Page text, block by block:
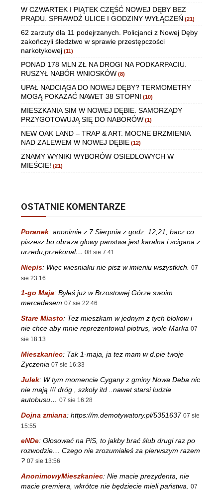
W CZWARTEK I PIĄTEK CZĘŚĆ NOWEJ DĘBY BEZ
PRĄDU. SPRAWDŹ ULICE I GODZINY WYŁĄCZEŃ (21)
62 zarzuty dla 11 podejrzanych. Policjanci z Nowej Dęby
zakończyli śledztwo w sprawie przestępczości
narkotykowej (11)
PONAD 178 MLN ZŁ NA DROGI NA PODKARPACIU.
RUSZYŁ NABÓR WNIOSKÓW (8)
UPAŁ NADCIĄGA DO NOWEJ DĘBY? TERMOMETRY
MOGĄ POKAZAĆ NAWET 38 STOPNI (10)
MIESZKANIA SIM W NOWEJ DĘBIE. SAMORZĄDY
PRZYGOTOWUJĄ SIĘ DO NABORÓW (1)
NEW OAK LAND – TRAP & ART. MOCNE BRZMIENIA
NAD ZALEWEM W NOWEJ DĘBIE (12)
ZNAMY WYNIKI WYBORÓW OSIEDLOWYCH W
MIEŚCIE! (21)
OSTATNIE KOMENTARZE
Poranek: anonimie z 7 Sierpnia z godz. 12,21, bacz co
piszesz bo obraza glowy panstwa jest karalna i scigana z
urzedu,przekonal… 08 sie 7:41
Niepis: Więc wiesniaku nie pisz w imieniu wszystkich.
07
sie 23:16
1-go Maja: Byłeś już w Brzostowej Górze swoim
mercedesem 07 sie 22:46
Stare Miasto: Tez mieszkam w jednym z tych blokow i
nie chce aby mnie reprezentowal piotrus, wole Marka 07
sie 18:13
Mieszkaniec: Tak 1-maja, ja tez mam w d.pie twoje
Zyczenia 07 sie 16:33
Julek: W tym momencie Cygany z gminy Nowa Deba nic
nie mają !!! dróg , szkoły itd ..nawet starsi ludzie
autobusu… 07 sie 16:28
Dojna zmiana: https://m.demotywatory.pl/5351637 07 sie
15:55
eNDe: Głosować na PiS, to jakby brać ślub drugi raz po
rozwodzie… Czego nie zrozumiałeś za pierwszym razem
? 07 sie 13:56
AnonimowyMieszkaniec: Nie macie prezydenta, nie
macie premiera, wkrótce nie będziecie mieli państwa.
07